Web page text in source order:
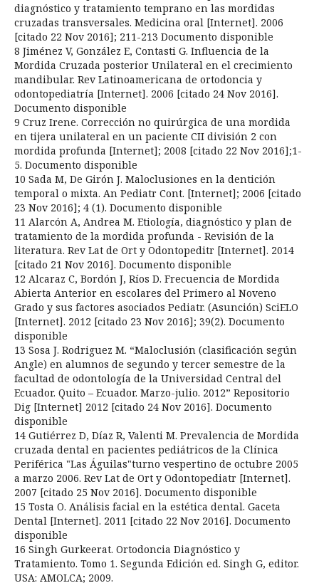
diagnóstico y tratamiento temprano en las mordidas
cruzadas transversales. Medicina oral [Internet]. 2006
[citado 22 Nov 2016]; 211-213 Documento disponible
8 Jiménez V, González E, Contasti G. Influencia de la
Mordida Cruzada posterior Unilateral en el crecimiento
mandibular. Rev Latinoamericana de ortodoncia y
odontopediatría [Internet]. 2006 [citado 24 Nov 2016].
Documento disponible
9 Cruz Irene. Corrección no quirúrgica de una mordida
en tijera unilateral en un paciente CII división 2 con
mordida profunda [Internet]; 2008 [citado 22 Nov 2016];1-
5. Documento disponible
10 Sada M, De Girón J. Maloclusiones en la dentición
temporal o mixta. An Pediatr Cont. [Internet]; 2006 [citado
23 Nov 2016]; 4 (1). Documento disponible
11 Alarcón A, Andrea M. Etiología, diagnóstico y plan de
tratamiento de la mordida profunda - Revisión de la
literatura. Rev Lat de Ort y Odontopeditr [Internet]. 2014
[citado 21 Nov 2016]. Documento disponible
12 Alcaraz C, Bordón J, Ríos D. Frecuencia de Mordida
Abierta Anterior en escolares del Primero al Noveno
Grado y sus factores asociados Pediatr. (Asunción) SciELO
[Internet]. 2012 [citado 23 Nov 2016]; 39(2). Documento
disponible
13 Sosa J. Rodriguez M. “Maloclusión (clasificación según
Angle) en alumnos de segundo y tercer semestre de la
facultad de odontología de la Universidad Central del
Ecuador. Quito – Ecuador. Marzo-julio. 2012” Repositorio
Dig [Internet] 2012 [citado 24 Nov 2016]. Documento
disponible
14 Gutiérrez D, Díaz R, Valenti M. Prevalencia de Mordida
cruzada dental en pacientes pediátricos de la Clínica
Periférica "Las Águilas"turno vespertino de octubre 2005
a marzo 2006. Rev Lat de Ort y Odontopediatr [Internet].
2007 [citado 25 Nov 2016]. Documento disponible
15 Tosta O. Análisis facial en la estética dental. Gaceta
Dental [Internet]. 2011 [citado 22 Nov 2016]. Documento
disponible
16 Singh Gurkeerat. Ortodoncia Diagnóstico y
Tratamiento. Tomo 1. Segunda Edición ed. Singh G, editor.
USA: AMOLCA; 2009.